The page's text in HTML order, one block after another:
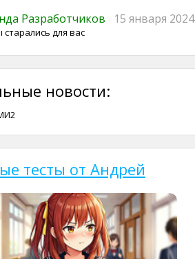
Разработчиков 15 января 2024
для вас
новости:
тесты от Андрей